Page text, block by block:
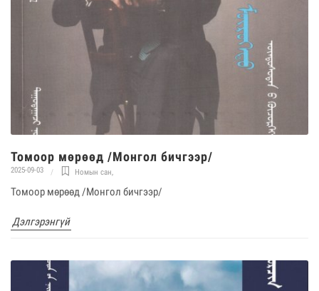
Томоор мөрөөд /Монгол бичгээр/
2025-09-03 Номын сан,
Томоор мөрөөд /Монгол бичгээр/
Дэлгэрэнгүй